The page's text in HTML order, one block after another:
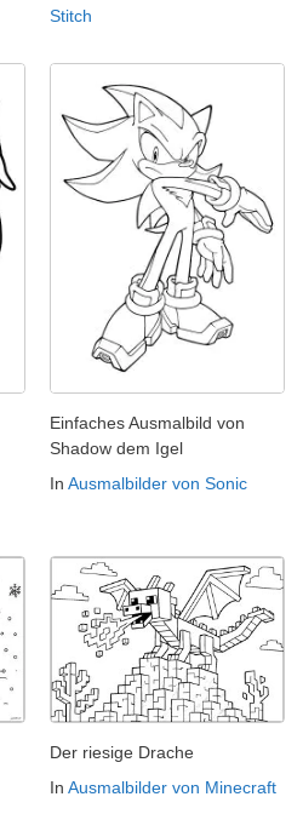
Stitch
Einfaches Ausmalbild von
Shadow dem Igel
In Ausmalbilder von Sonic
Der riesige Drache
In Ausmalbilder von Minecraft